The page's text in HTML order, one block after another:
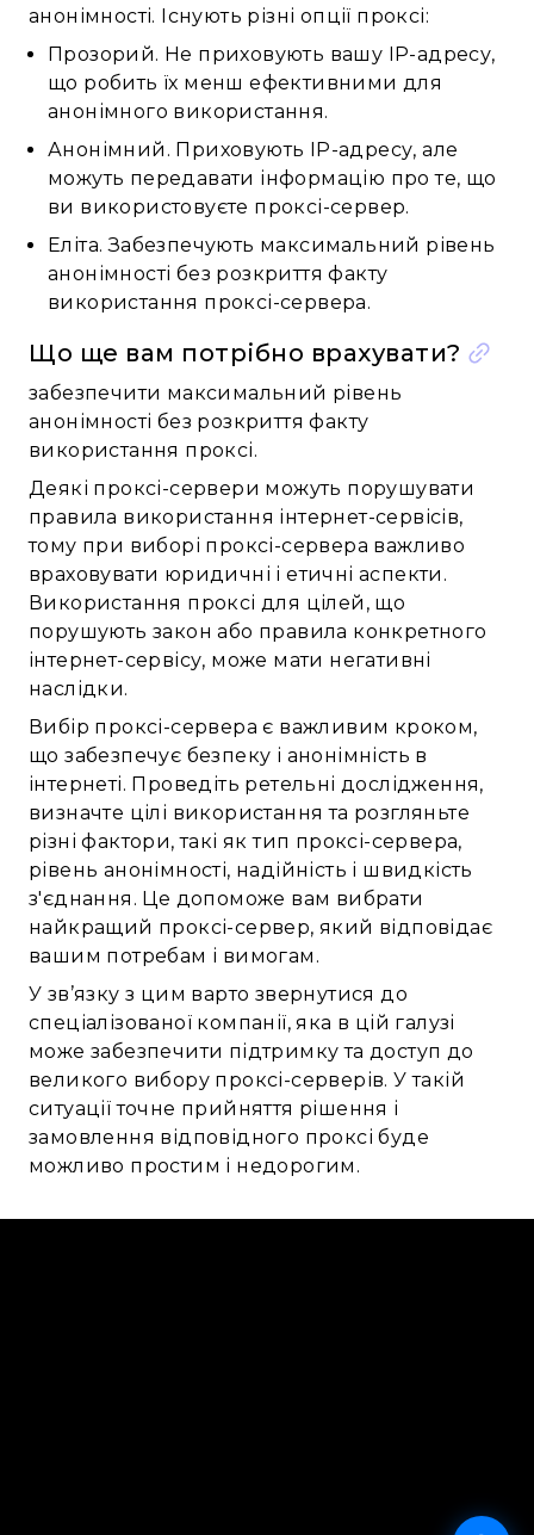
анонімності. Існують різні опції проксі:
Прозорий. Не приховують вашу IP-адресу,
що робить їх менш ефективними для
анонімного використання.
Анонімний. Приховують IP-адресу, але
можуть передавати інформацію про те, що
ви використовуєте проксі-сервер.
Еліта. Забезпечують максимальний рівень
анонімності без розкриття факту
використання проксі-сервера.
Що ще вам потрібно врахувати?
забезпечити максимальний рівень
анонімності без розкриття факту
використання проксі.
Деякі проксі-сервери можуть порушувати
правила використання інтернет-сервісів,
тому при виборі проксі-сервера важливо
враховувати юридичні і етичні аспекти.
Використання проксі для цілей, що
порушують закон або правила конкретного
інтернет-сервісу, може мати негативні
наслідки.
Вибір проксі-сервера є важливим кроком,
що забезпечує безпеку і анонімність в
інтернеті. Проведіть ретельні дослідження,
визначте цілі використання та розгляньте
різні фактори, такі як тип проксі-сервера,
рівень анонімності, надійність і швидкість
з'єднання. Це допоможе вам вибрати
найкращий проксі-сервер, який відповідає
вашим потребам і вимогам.
У зв’язку з цим варто звернутися до
спеціалізованої компанії, яка в цій галузі
може забезпечити підтримку та доступ до
великого вибору проксі-серверів. У такій
ситуації точне прийняття рішення і
замовлення відповідного проксі буде
можливо простим і недорогим.